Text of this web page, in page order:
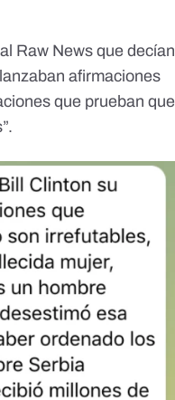
Raw News que decían
afirmaciones
que prueban que